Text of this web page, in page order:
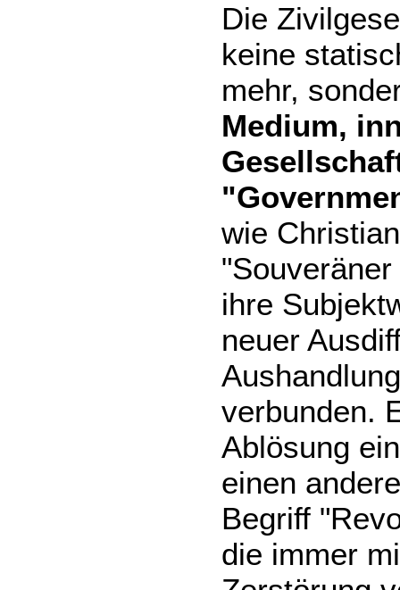
Die
keine
mehr,
Medium,
wie
ihre
neuer
verbunden.
Ablösung
einen
Begriff
die immer